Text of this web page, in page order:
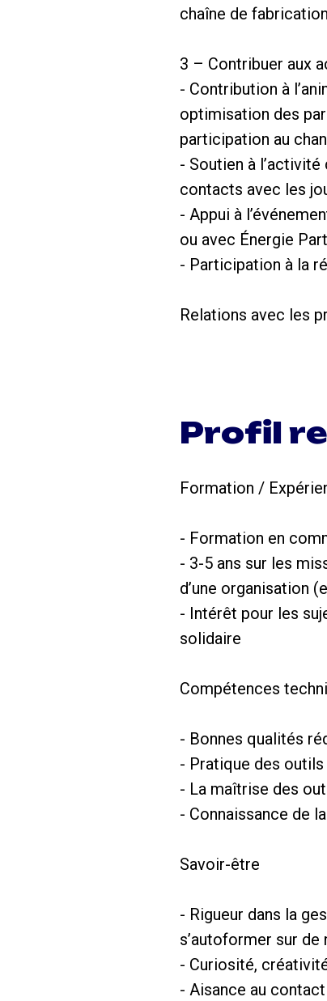
chaîne de fabrication
3 – Contribuer aux
- Contribution à
optimisation des
participation au
- Soutien à
contacts avec les
- Appui à
ou avec Énergie
- Participation à la
Relations avec les
Profil
Formation /
- Formation en
- 3-5 ans sur les
d’une organisation
- Intérêt pour les
solidaire
Compétences
- Bonnes qualités
- Pratique des
- La maîtrise des
- Connaissance de
Savoir-être
- Rigueur dans la
s’autoformer sur
- Curiosité,
- Aisance au